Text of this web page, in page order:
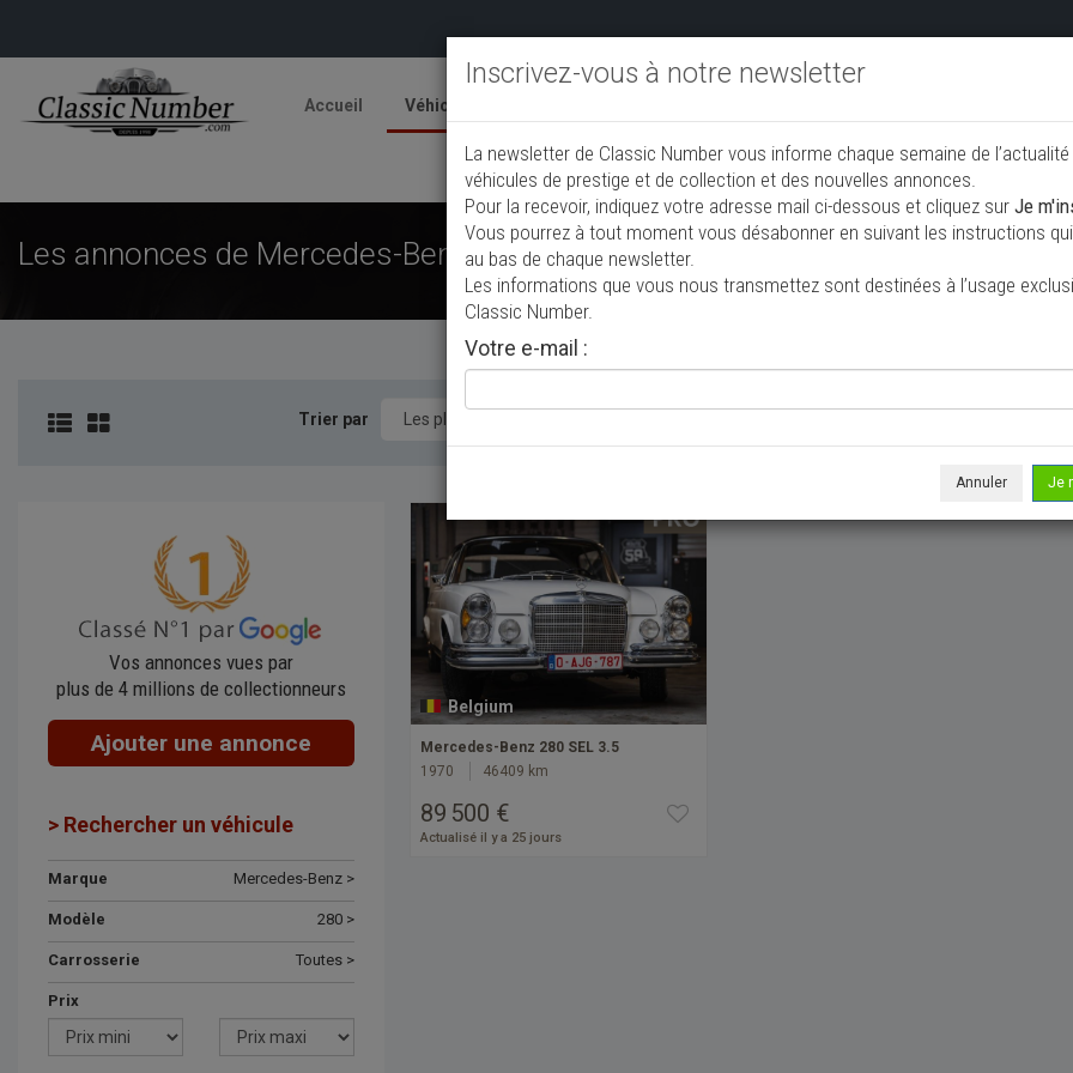
Accueil Véhicules
Ajouter une annonce
Les annonces de Mercedes-Benz 280 de collection à vendre
Trier par
Vos annonces vues par
plus de 4 millions de collectionneurs
Ajouter une annonce
> Rechercher un véhicule
Marque Mercedes-Benz >
Modèle 280 >
Carrosserie Toutes >
Prix
Belgium
Mercedes-Benz 280 SEL 3.5
1970
46409 km
89 500 €
Actualisé il y a 25 jours
Inscrivez-vous à notre newsletter
La newsletter de Classic Number vous informe chaque semaine de
véhicules de prestige et de collection et des nouvelles annonces.
Pour la recevoir, indiquez votre adresse mail ci-dessous et cliquez sur Je
Vous pourrez à tout moment vous désabonner en suivant les instructions
au bas de chaque newsletter.
Les informations que vous nous transmettez sont destinées à l’usage
Classic Number.
Votre e-mail :
Annuler Je